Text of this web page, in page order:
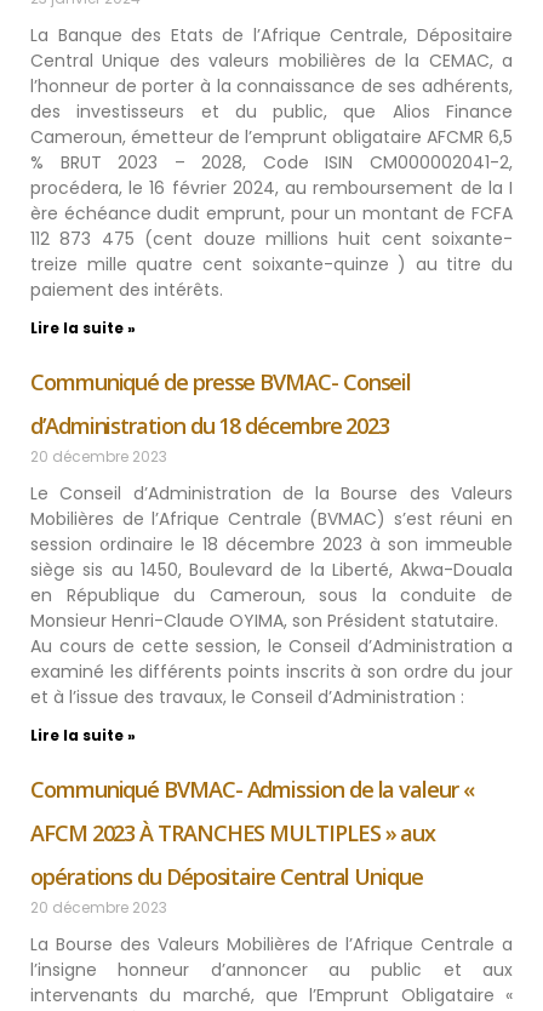
La Banque des Etats de l’Afrique Centrale, Dépositaire
Central Unique des valeurs mobilières de la CEMAC, a
l’honneur de porter à la connaissance de ses adhérents,
des investisseurs et du public, que Alios Finance
Cameroun, émetteur de l’emprunt obligataire AFCMR 6,5
% BRUT 2023 – 2028, Code ISIN CM000002041-2,
procédera, le 16 février 2024, au remboursement de la I
ère échéance dudit emprunt, pour un montant de FCFA
112 873 475 (cent douze millions huit cent soixante-
treize mille quatre cent soixante-quinze ) au titre du
paiement des intérêts.
Lire la suite »
Communiqué de presse BVMAC- Conseil
d’Administration du 18 décembre 2023
20 décembre 2023
Le Conseil d’Administration de la Bourse des Valeurs
Mobilières de l’Afrique Centrale (BVMAC) s’est réuni en
session ordinaire le 18 décembre 2023 à son immeuble
siège sis au 1450, Boulevard de la Liberté, Akwa-Douala
en République du Cameroun, sous la conduite de
Monsieur Henri-Claude OYIMA, son Président statutaire.
Au cours de cette session, le Conseil d’Administration a
examiné les différents points inscrits à son ordre du jour
et à l’issue des travaux, le Conseil d’Administration :
Lire la suite »
Communiqué BVMAC- Admission de la valeur «
AFCM 2023 À TRANCHES MULTIPLES » aux
opérations du Dépositaire Central Unique
20 décembre 2023
La Bourse des Valeurs Mobilières de l’Afrique Centrale a
l’insigne honneur d’annoncer au public et aux
intervenants du marché, que l’Emprunt Obligataire «